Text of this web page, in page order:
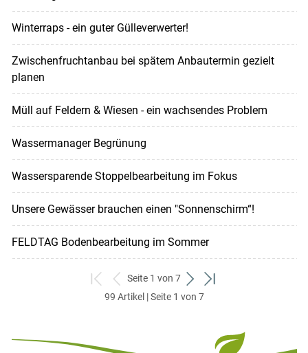
Winterraps - ein guter Gülleverwerter!
Zwischenfruchtanbau bei spätem Anbautermin gezielt
planen
Müll auf Feldern & Wiesen - ein wachsendes Problem
Wassermanager Begrünung
Wassersparende Stoppelbearbeitung im Fokus
Unsere Gewässer brauchen einen "Sonnenschirm“!
FELDTAG Bodenbearbeitung im Sommer
zum
ersten
zurück
zum
Seite 1 von 7
weiter
zum
zum
99 Artikel | Seite 1 von 7